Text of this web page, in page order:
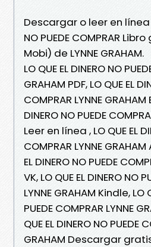
Descargar o leer en línea
NO PUEDE COMPRAR
Mobi) de LYNNE GRAHAM.
LO QUE EL DINERO NO
GRAHAM PDF, LO QUE EL
COMPRAR LYNNE GRAHAM
DINERO NO PUEDE
Leer en línea , LO QUE EL
COMPRAR LYNNE
EL DINERO NO PUEDE
VK, LO QUE EL DINERO NO
LYNNE GRAHAM Kindle, LO
PUEDE COMPRAR LYNNE
QUE EL DINERO NO PUEDE
GRAHAM Descargar